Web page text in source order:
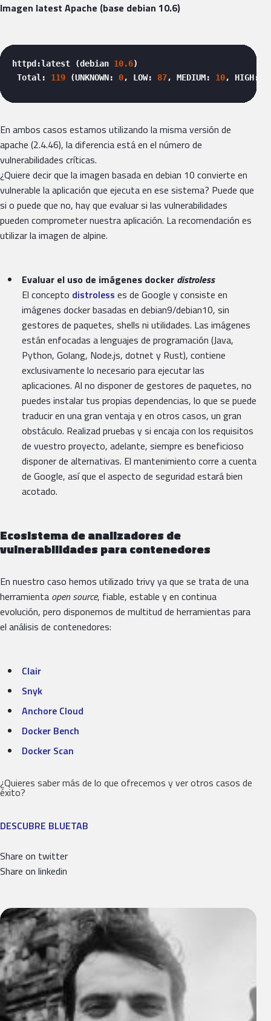
Imagen latest Apache (base debian 10.6)
httpd:latest (debian 10.6)
Total: 119 (UNKNOWN: 0, LOW: 87, MEDIUM: 10, HIGH:
En ambos casos estamos utilizando la misma versión de
apache (2.4.46), la diferencia está en el número de
vulnerabilidades críticas.
¿Quiere decir que la imagen basada en debian 10 convierte en
vulnerable la aplicación que ejecuta en ese sistema? Puede que
si o puede que no, hay que evaluar si las vulnerabilidades
pueden comprometer nuestra aplicación. La recomendación es
utilizar la imagen de alpine.
Evaluar el uso de imágenes docker distroless
El concepto distroless es de Google y consiste en
imágenes docker basadas en debian9/debian10, sin
gestores de paquetes, shells ni utilidades. Las imágenes
están enfocadas a lenguajes de programación (Java,
Python, Golang, Node.js, dotnet y Rust), contiene
exclusivamente lo necesario para ejecutar las
aplicaciones. Al no disponer de gestores de paquetes, no
puedes instalar tus propias dependencias, lo que se puede
traducir en una gran ventaja y en otros casos, un gran
obstáculo. Realizad pruebas y si encaja con los requisitos
de vuestro proyecto, adelante, siempre es beneficioso
disponer de alternativas. El mantenimiento corre a cuenta
de Google, así que el aspecto de seguridad estará bien
acotado.
Ecosistema de analizadores de
vulnerabilidades para contenedores
En nuestro caso hemos utilizado trivy ya que se trata de una
herramienta open source, fiable, estable y en continua
evolución, pero disponemos de multitud de herramientas para
el análisis de contenedores:
Clair
Snyk
Anchore Cloud
Docker Bench
Docker Scan
¿Quieres saber más de lo que ofrecemos y ver otros casos de
éxito?
DESCUBRE BLUETAB
Share on twitter
Share on linkedin